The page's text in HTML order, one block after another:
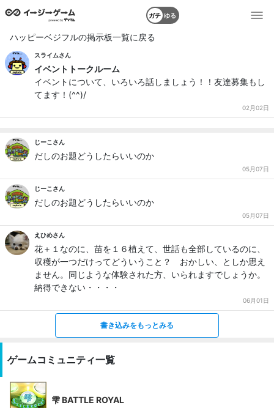
ガチ ゆる
ハッピーベジフルの掲示板一覧に戻る
スライムさん
イベントトークルーム
イベントについて、いろいろ話しましょう！！友達募集もし
てます！(^^)/
02月02日
じーこさん
だしのお題どうしたらいいのか
05月07日
じーこさん
だしのお題どうしたらいいのか
05月07日
えひめさん
花＋１なのに、苗を１６植えて、世話も全部しているのに、
収穫が一つだけってどういうこと？ おかしい、としか思え
ません。同じような体験された方、いられますでしょうか。
納得できない・・・・
06月01日
書き込みをもっとみる
ゲームコミュニティ一覧
雫 BATTLE ROYAL